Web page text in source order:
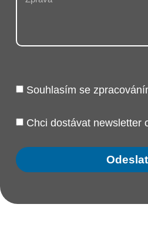
Souhlasím se
Chci dostávat newsletter
Odeslat